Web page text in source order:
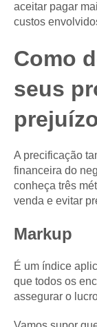
aceitar pagar
custos
Como
seus
A precificação
financeira do
conheça três
venda e evitar
Markup
É um índice
que todos os
assegurar o